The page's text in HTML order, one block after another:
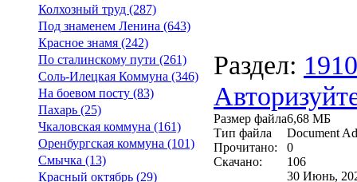
Колхозный труд (287)
Под знаменем Ленина (643)
Красное знамя (242)
По сталинскому пути (261)
Соль-Илецкая Коммуна (346)
На боевом посту (83)
Пахарь (25)
Чкаловская коммуна (161)
Оренбургская коммуна (101)
Смычка (13)
Красный октябрь (29)
Раздел: 1910
Размер файла6,68 МБ
Тип файла
Document
Прочитано:
0
Скачано:
106
30 Июнь,